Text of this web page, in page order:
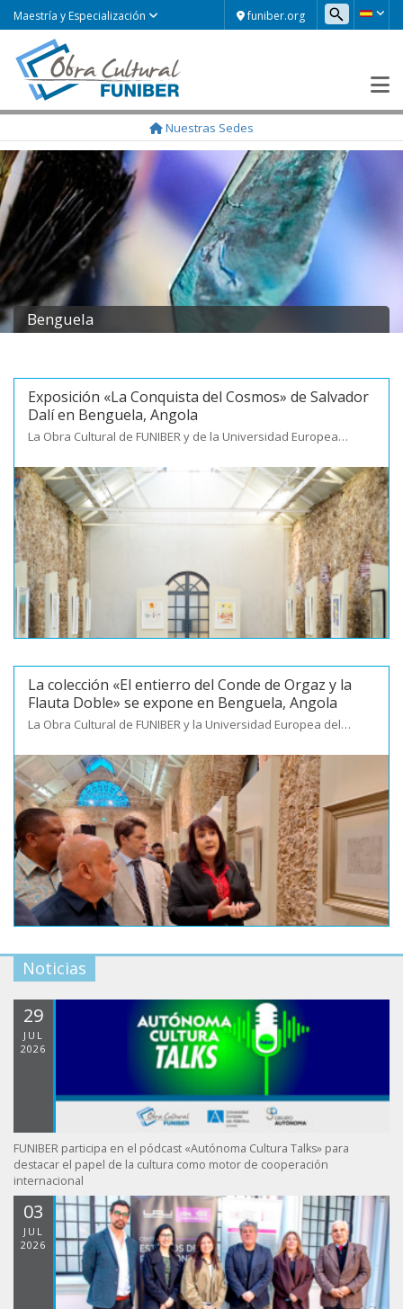
funiber.org
Maestría y Especialización
Nuestras Sedes
Benguela
Exposición «La Conquista del Cosmos» de Salvador
Dalí en Benguela, Angola
La Obra Cultural de FUNIBER y de la Universidad Europea…
La colección «El entierro del Conde de Orgaz y la
Flauta Doble» se expone en Benguela, Angola
La Obra Cultural de FUNIBER y la Universidad Europea del…
Noticias
29
JUL
2026
FUNIBER participa en el pódcast «Autónoma Cultura Talks» para
destacar el papel de la cultura como motor de cooperación
internacional
03
JUL
2026